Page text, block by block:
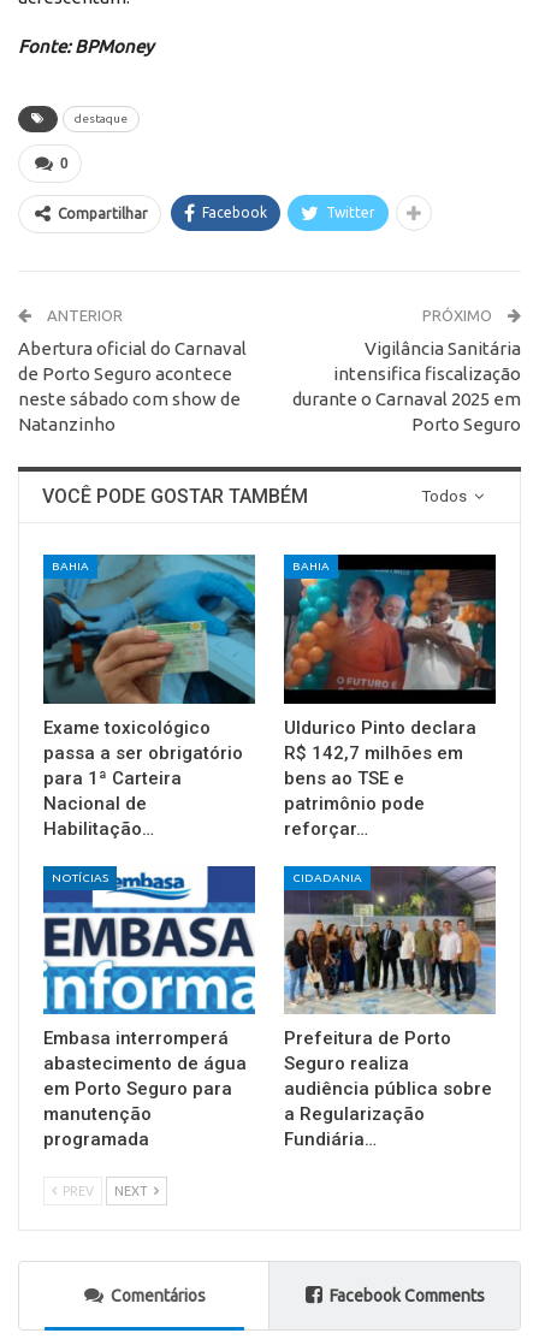
Fonte: BPMoney
destaque
0
Compartilhar Facebook Twitter
ANTERIOR
Abertura oficial do Carnaval
de Porto Seguro acontece
neste sábado com show de
Natanzinho
PRÓXIMO
Vigilância Sanitária
intensifica fiscalização
durante o Carnaval 2025 em
Porto Seguro
Todos
VOCÊ PODE GOSTAR TAMBÉM
BAHIA
Exame toxicológico
passa a ser obrigatório
para 1ª Carteira
Nacional de
Habilitação…
BAHIA
Uldurico Pinto declara
R$ 142,7 milhões em
bens ao TSE e
patrimônio pode
reforçar…
NOTÍCIAS
Embasa interromperá
abastecimento de água
em Porto Seguro para
manutenção
programada
CIDADANIA
Prefeitura de Porto
Seguro realiza
audiência pública sobre
a Regularização
Fundiária…
PREV NEXT
Comentários Facebook Comments